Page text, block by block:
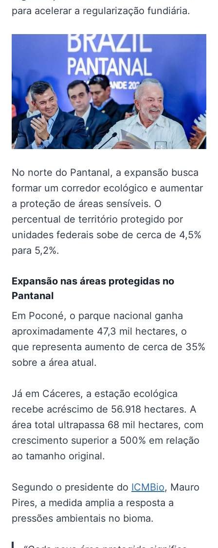
para acelerar a regularização fundiária.
No norte do Pantanal, a expansão busca
formar um corredor ecológico e aumentar
a proteção de áreas sensíveis. O
percentual de território protegido por
unidades federais sobe de cerca de 4,5%
para 5,2%.
Expansão nas áreas protegidas no
Pantanal
Em Poconé, o parque nacional ganha
aproximadamente 47,3 mil hectares, o
que representa aumento de cerca de 35%
sobre a área atual.
Já em Cáceres, a estação ecológica
recebe acréscimo de 56.918 hectares. A
área total ultrapassa 68 mil hectares, com
crescimento superior a 500% em relação
ao tamanho original.
Segundo o presidente do ICMBio, Mauro
Pires, a medida amplia a resposta a
pressões ambientais no bioma.